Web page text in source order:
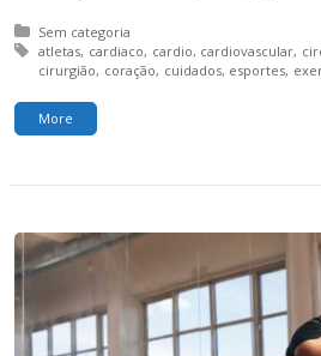
Posted in:
Sem categoria
Tagged with:
atletas cardiaco cardio cardiovascular
cirurgião coração cuidados esportes
More